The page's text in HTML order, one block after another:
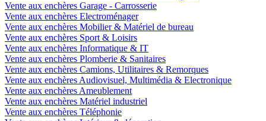
Vente aux enchères Garage - Carrosserie
Vente aux enchères Electroménager
Vente aux enchères Mobilier & Matériel de bureau
Vente aux enchères Sport & Loisirs
Vente aux enchères Informatique & IT
Vente aux enchères Plomberie & Sanitaires
Vente aux enchères Camions, Utilitaires & Remorques
Vente aux enchères Audiovisuel, Multimédia & Electronique
Vente aux enchères Ameublement
Vente aux enchères Matériel industriel
Vente aux enchères Téléphonie